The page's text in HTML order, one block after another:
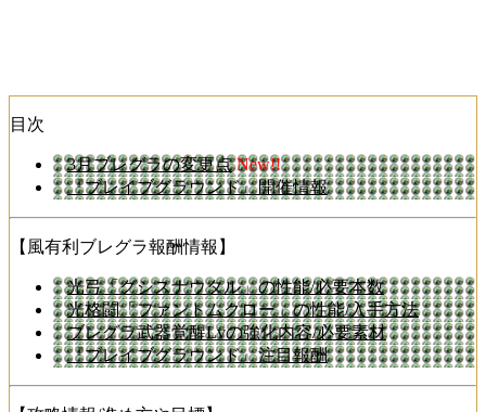
目次
3月ブレグラの変更点 New!!
『ブレイブグラウンド』開催情報
【風有利ブレグラ報酬情報】
光弓「グシスナウタル」の性能/必要本数
光格闘「ファントムクロー」の性能/入手方法
ブレグラ武器覚醒Lvの強化内容/必要素材
『ブレイブグラウンド』注目報酬